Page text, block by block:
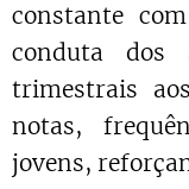
constante
conduta dos
trimestrais
notas,
jovens,